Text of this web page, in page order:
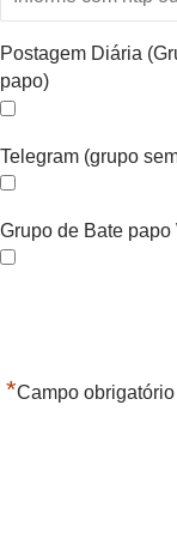
Postagem Diária
papo)
Telegram (grupo
Grupo de Bate papo
*Campo obrigatório